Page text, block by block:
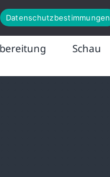
Schau
Datenschutzbestimmungen